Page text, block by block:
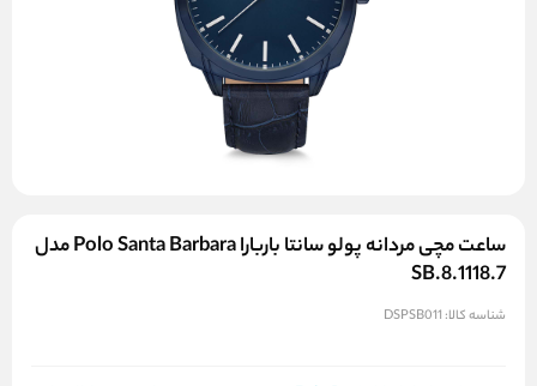
ساعت مچی مردانه پولو سانتا باربارا Polo Santa Barbara مدل
SB.8.1118.7
شناسه کالا: DSPSB011